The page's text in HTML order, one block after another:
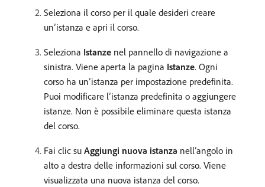
Seleziona il corso per il quale desideri creare
un’istanza e apri il corso.
Seleziona Istanze nel pannello di navigazione a
sinistra. Viene aperta la pagina Istanze. Ogni
corso ha un’istanza per impostazione predefinita.
Puoi modificare l’istanza predefinita o aggiungere
istanze. Non è possibile eliminare questa istanza
del corso.
Fai clic su Aggiungi nuova istanza nell’angolo in
alto a destra delle informazioni sul corso. Viene
visualizzata una nuova istanza del corso.